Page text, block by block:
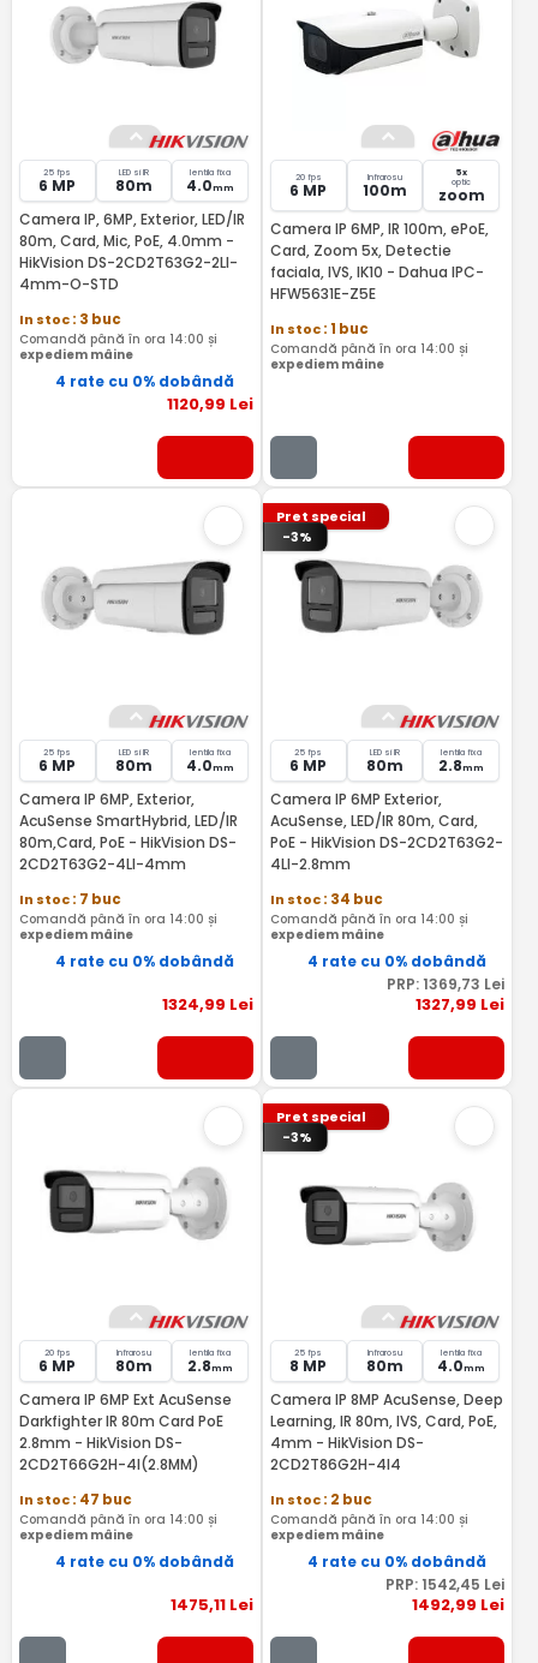
25 fps
6 MP
LED si IR
80m
lentila fixa
4.0mm
Camera IP, 6MP, Exterior, LED/IR
80m, Card, Mic, PoE, 4.0mm -
HikVision DS-2CD2T63G2-2LI-
4mm-O-STD
In stoc: 3 buc
Comandă până în ora 14:00 și
expediem mâine
4 rate cu 0% dobândă
1120,99 Lei
20 fps
6 MP
Infrarosu
100m
5x
optic
zoom
Camera IP 6MP, IR 100m, ePoE,
Card, Zoom 5x, Detectie
faciala, IVS, IK10 - Dahua IPC-
HFW5631E-Z5E
In stoc: 1 buc
Comandă până în ora 14:00 și
expediem mâine
25 fps
6 MP
LED si IR
80m
lentila fixa
4.0mm
Camera IP 6MP, Exterior,
AcuSense SmartHybrid, LED/IR
80m,Card, PoE - HikVision DS-
2CD2T63G2-4LI-4mm
In stoc: 7 buc
Comandă până în ora 14:00 și
expediem mâine
4 rate cu 0% dobândă
1324,99 Lei
Pret special
-3%
25 fps
6 MP
LED si IR
80m
lentila fixa
2.8mm
Camera IP 6MP Exterior,
AcuSense, LED/IR 80m, Card,
PoE - HikVision DS-2CD2T63G2-
4LI-2.8mm
In stoc: 34 buc
Comandă până în ora 14:00 și
expediem mâine
4 rate cu 0% dobândă
PRP: 1369,73 Lei
1327,99 Lei
20 fps
6 MP
Infrarosu
80m
lentila fixa
2.8mm
Camera IP 6MP Ext AcuSense
Darkfighter IR 80m Card PoE
2.8mm - HikVision DS-
2CD2T66G2H-4I(2.8MM)
In stoc: 47 buc
Comandă până în ora 14:00 și
expediem mâine
4 rate cu 0% dobândă
1475,11Lei
Pret special
-3%
25 fps
8 MP
Infrarosu
80m
lentila fixa
4.0mm
Camera IP 8MP AcuSense, Deep
Learning, IR 80m, IVS, Card, PoE,
4mm - HikVision DS-
2CD2T86G2H-4I4
In stoc: 2 buc
Comandă până în ora 14:00 și
expediem mâine
4 rate cu 0% dobândă
PRP: 1542,45 Lei
1492,99 Lei